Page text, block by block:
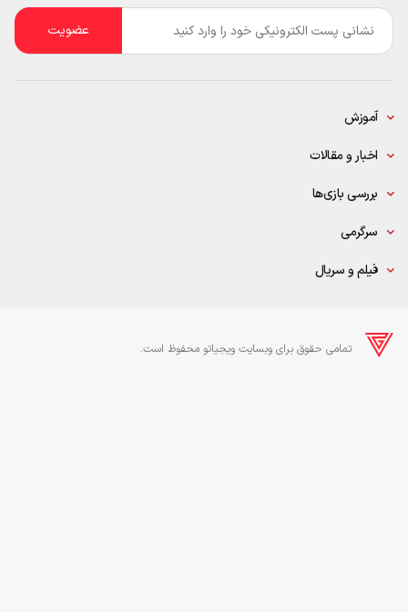
ایمیل
آموزش
اخبار و مقالات
بررسی بازی‌ها
سرگرمی
فیلم و سریال
تمامی حقوق برای وبسایت ویجیاتو محفوظ است.